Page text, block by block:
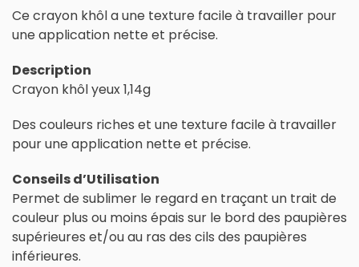
Ce crayon khôl a une texture facile à travailler pour
une application nette et précise.
Description
Crayon khôl yeux 1,14g
Des couleurs riches et une texture facile à travailler
pour une application nette et précise.
Conseils d’Utilisation
Permet de sublimer le regard en traçant un trait de
couleur plus ou moins épais sur le bord des paupières
supérieures et/ou au ras des cils des paupières
inférieures.